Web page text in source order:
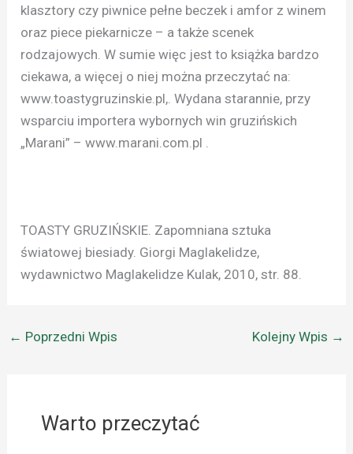
klasztory czy piwnice pełne beczek i amfor z winem
oraz piece piekarnicze – a także scenek
rodzajowych. W sumie więc jest to książka bardzo
ciekawa, a więcej o niej można przeczytać na:
www.toastygruzinskie.pl,. Wydana starannie, przy
wsparciu importera wybornych win gruzińskich
„Marani” – www.marani.com.pl .
TOASTY GRUZIŃSKIE. Zapomniana sztuka
światowej biesiady. Giorgi Maglakelidze,
wydawnictwo Maglakelidze Kulak, 2010, str. 88.
← Poprzedni Wpis Kolejny Wpis →
Warto przeczytać